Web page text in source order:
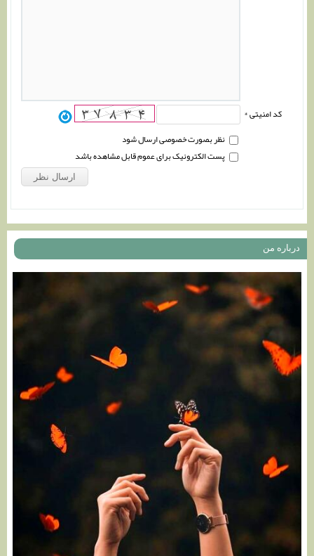
کد امنیتی *
نظر بصورت خصوصی ارسال شود
پست الکترونیک برای عموم قابل مشاهده باشد
درباره من